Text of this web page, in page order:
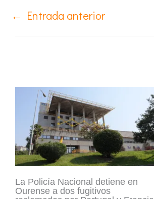
← Entrada anterior
La Policía Nacional detiene en
Ourense a dos fugitivos